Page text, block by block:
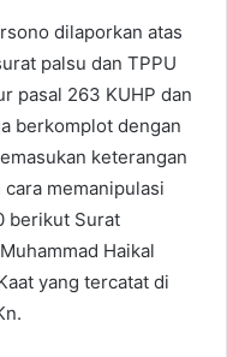
dilaporkan atas
palsu dan TPPU
pasal 263 KUHP dan
berkomplot dengan
keterangan
memanipulasi
berikut Surat
Haikal
yang tercatat di